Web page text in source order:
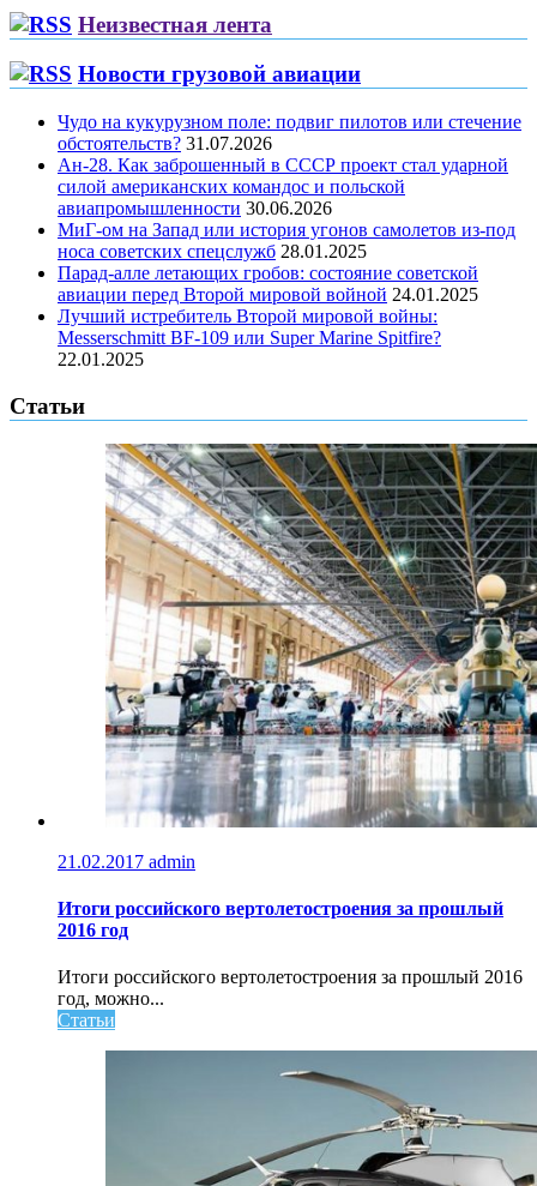
Неизвестная лента
Новости грузовой авиации
Чудо на кукурузном поле: подвиг пилотов или стечение
обстоятельств? 31.07.2026
Ан-28. Как заброшенный в СССР проект стал ударной
силой американских командос и польской
авиапромышленности 30.06.2026
МиГ-ом на Запад или история угонов самолетов из-под
носа советских спецслужб 28.01.2025
Парад-алле летающих гробов: состояние советской
авиации перед Второй мировой войной 24.01.2025
Лучший истребитель Второй мировой войны:
Messerschmitt BF-109 или Super Marine Spitfire?
22.01.2025
Статьи
21.02.2017 admin
Итоги российского вертолетостроения за прошлый
2016 год
Итоги российского вертолетостроения за прошлый 2016
год, можно...
Статьи